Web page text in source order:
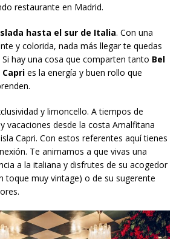
restaurante en Madrid.
hasta el sur de Italia. Con una
y colorida, nada más llegar te quedas
hay una cosa que comparten tanto Bel
es la energía y buen rollo que
y limoncello. A tiempos de
vacaciones desde la costa Amalfitana
Capri. Con estos referentes aquí tienes
Te animamos a que vivas una
a la italiana y disfrutes de su acogedor
toque muy vintage) o de su sugerente